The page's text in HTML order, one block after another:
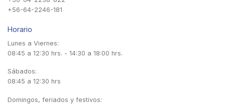
+56-64-2246-181
Horario
Lunes a Viernes:
08:45 a 12:30 hrs. - 14:30 a 18:00 hrs.
Sábados:
08:45 a 12:30 hrs
Domingos, feriados y festivos: